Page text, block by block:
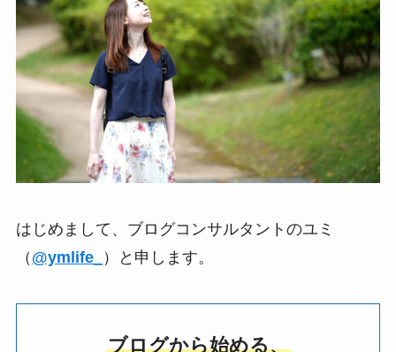
はじめまして、ブログコンサルタントのユミ
（ @ymlife_ ）と申します。
ブログから始める、